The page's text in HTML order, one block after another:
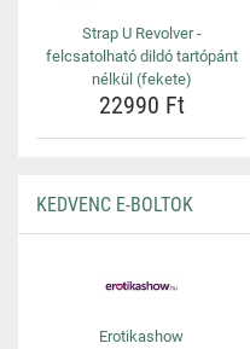
Strap U Revolver -
felcsatolható dildó tartópánt
nélkül (fekete)
22990 Ft
KEDVENC E-BOLTOK
Erotikashow